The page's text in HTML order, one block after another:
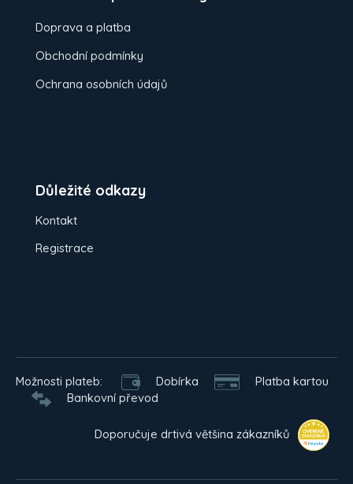
Doprava a platba
Obchodní podmínky
Ochrana osobních údajů
Důležité odkazy
Kontakt
Registrace
Možnosti plateb: Dobírka
Platba kartou
Bankovní převod
Doporučuje drtivá většina zákazníků